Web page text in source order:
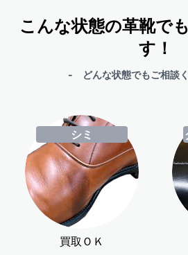
こんな状態の革靴でも
す！
- どんな状態でもご相談
シミ
買取ＯＫ